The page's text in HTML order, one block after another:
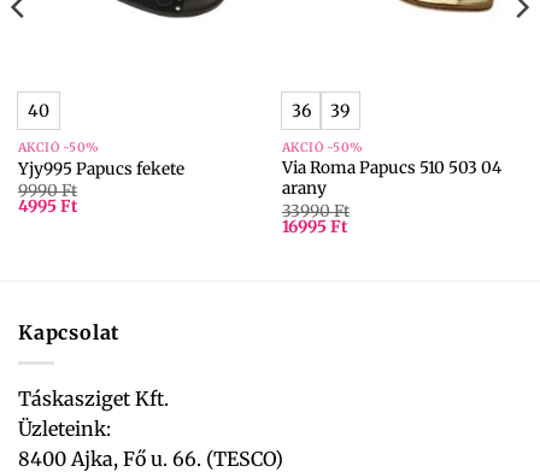
40
AKCIÓ -50%
Yjy995 Papucs fekete
9990Ft
4995Ft
36 39
AKCIÓ -50%
Via Roma Papucs 510 503 04
arany
33990Ft
16995Ft
Kapcsolat
Táskasziget Kft.
Üzleteink:
8400 Ajka, Fő u. 66. (TESCO)